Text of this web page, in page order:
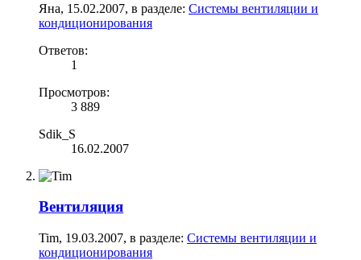
Яна, 15.02.2007, в разделе: Системы вентиляции и
кондиционирования
Ответов:
1
Просмотров:
3 889
Sdik_S
16.02.2007
Вентиляция
Tim, 19.03.2007, в разделе: Системы вентиляции и
кондиционирования